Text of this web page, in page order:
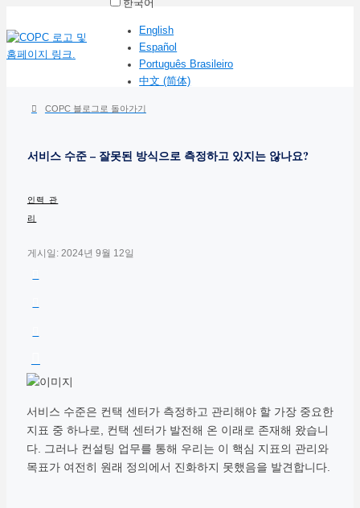
한국어
English
Español
Português Brasileiro
中文 (简体)
COPC 블로그로 돌아가기
서비스 수준 – 잘못된 방식으로 측정하고 있지는 않나요?
인력 관
리
게시일: 2024년 9월 12일
서비스 수준은 컨택 센터가 측정하고 관리해야 할 가장 중요한
지표 중 하나로, 컨택 센터가 발전해 온 이래로 존재해 왔습니
다. 그러나 컨설팅 업무를 통해 우리는 이 핵심 지표의 관리와
목표가 여전히 원래 정의에서 진화하지 못했음을 발견합니다.